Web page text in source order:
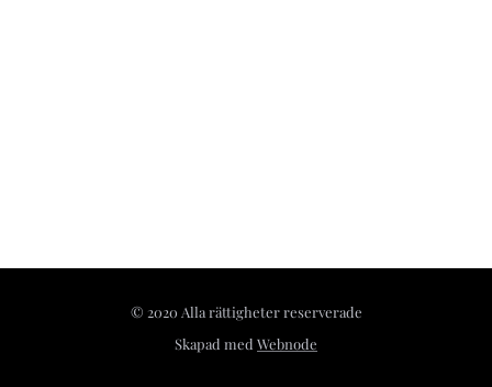
© 2020 Alla rättigheter reserverade
Skapad med Webnode